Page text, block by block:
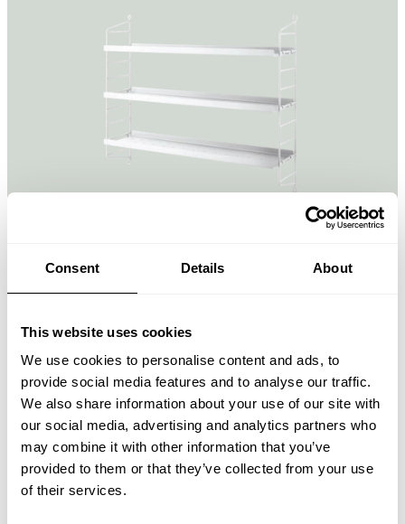
Consent Details About
This website uses cookies
We use cookies to personalise content and ads, to
provide social media features and to analyse our traffic.
We also share information about your use of our site with
our social media, advertising and analytics partners who
may combine it with other information that you’ve
provided to them or that they’ve collected from your use
of their services.